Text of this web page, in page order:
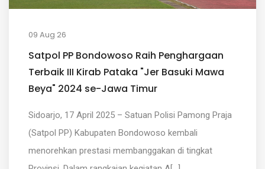
09 Aug 26
Satpol PP Bondowoso Raih Penghargaan
Terbaik III Kirab Pataka "Jer Basuki Mawa
Beya" 2024 se-Jawa Timur
Sidoarjo, 17 April 2025 – Satuan Polisi Pamong Praja
(Satpol PP) Kabupaten Bondowoso kembali
menorehkan prestasi membanggakan di tingkat